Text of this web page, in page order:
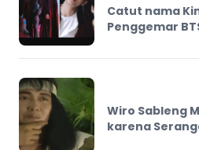
Catut nama
Penggemar
Wiro Sableng
karena